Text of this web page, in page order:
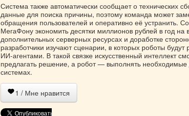
Система также автоматически сообщает о технических
данные для поиска причины, поэтому команда может
обращения пользователей и оперативно её устранить.
МегаФону экономить десятки миллионов рублей в год на
дополнительных серверных ресурсах и доработке
разработчики изучают сценарии, в которых роботы
ИИ-агентами. В такой связке искусственный интеллект
предлагать решение, а робот — выполнять необходимые
системах.
1 / Мне нравится